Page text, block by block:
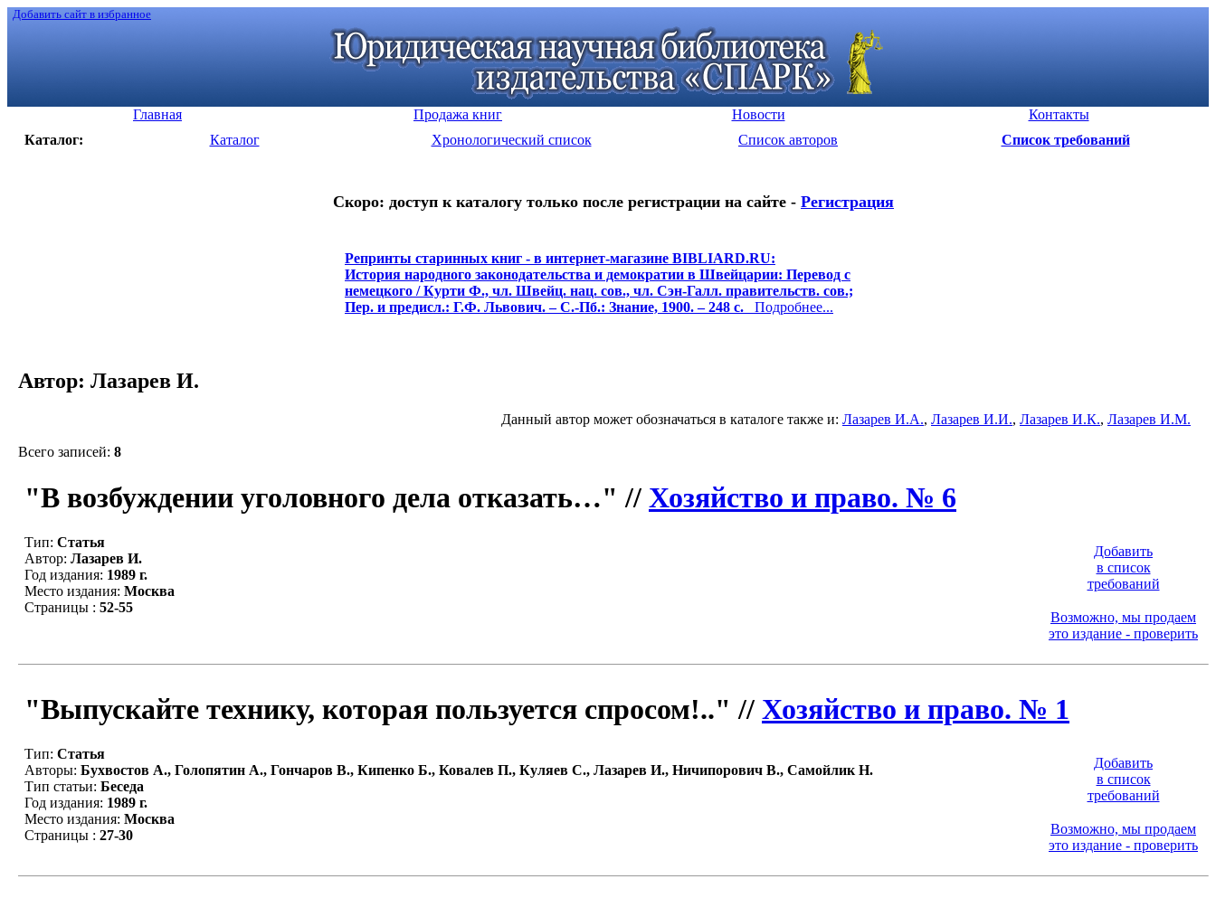
Добавить сайт в избранное
Главная Продажа книг Новости
Контакты
Каталог:
Каталог Хронологический список Список авторов Список требований
Скоро: доступ к каталогу только после регистрации на сайте - Регистрация
Репринты старинных книг - в интернет-магазине BIBLIARD.RU:
История народного законодательства и демократии в Швейцарии: Перевод с
немецкого / Курти Ф., чл. Швейц. нац. сов., чл. Сэн-Галл. правительств. сов.;
Пер. и предисл.: Г.Ф. Львович. – С.-Пб.: Знание, 1900. – 248 с. Подробнее...
Автор: Лазарев И.
Данный автор может обозначаться в каталоге также и: Лазарев И.А., Лазарев И.И., Лазарев И.К., Лазарев И.М.
Всего записей: 8
"В возбуждении уголовного дела отказать…" // Хозяйство и право. № 6
Добавить
в список
требований
Возможно, мы продаем
это издание - проверить
Тип: Статья
Автор: Лазарев И.
Год издания: 1989 г.
Место издания: Москва
Страницы : 52-55
"Выпускайте технику, которая пользуется спросом!.." // Хозяйство и право. № 1
Добавить
в список
требований
Возможно, мы продаем
это издание - проверить
Тип: Статья
Авторы: Бухвостов А., Голопятин А., Гончаров В., Кипенко Б., Ковалев П., Куляев С., Лазарев И., Ничипорович В., Самойлик Н.
Тип статьи: Беседа
Год издания: 1989 г.
Место издания: Москва
Страницы : 27-30